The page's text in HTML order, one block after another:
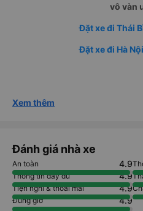
vô vàn
Đặt xe đi Thái
Đặt xe đi Hà
Xem thêm
Đánh giá nhà xe
An toàn 4.9
Thông tin đầy đủ 4.9
Tiện nghi & thoải mái 4.9
Đúng giờ 4.9